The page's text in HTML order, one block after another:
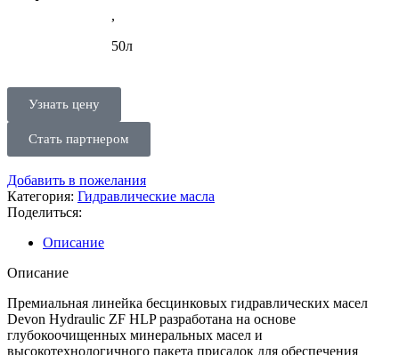
,
50л
Узнать цену
Стать партнером
Добавить в пожелания
Категория: Гидравлические масла
Поделиться:
Описание
Описание
Премиальная линейка бесцинковых гидравлических масел
Devon Hydraulic ZF HLP разработана на основе
глубокоочищенных минеральных масел и
высокотехнологичного пакета присадок для обеспечения